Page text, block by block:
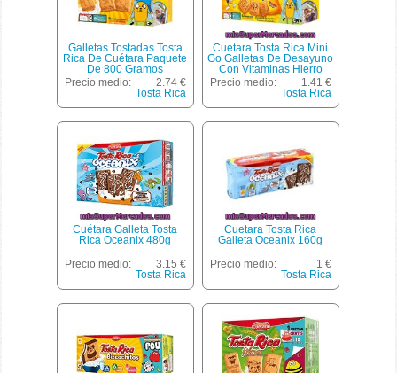
Galletas Tostadas Tosta
Rica De Cuétara Paquete
De 800 Gramos
Precio medio:
2.74 €
Tosta Rica
Cuetara Tosta Rica Mini
Go Galletas De Desayuno
Con Vitaminas Hierro
Calcio Y Cereales
Estuche 240 G 8 Bolsitas
Precio medio:
1.41 €
Tosta Rica
Cuétara Galleta Tosta
Rica Oceanix 480g
Precio medio:
3.15 €
Tosta Rica
Cuetara Tosta Rica
Galleta Oceanix 160g
Precio medio:
1 €
Tosta Rica